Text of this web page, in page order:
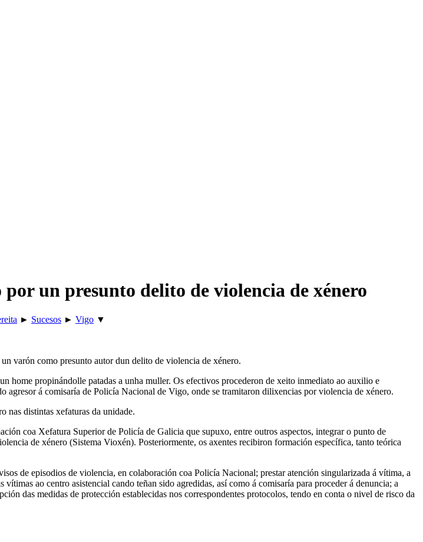
un presunto delito de violencia de xénero
► Sucesos ► Vigo ▼
varón como presunto autor dun delito de violencia de xénero.
home propinándolle patadas a unha muller. Os efectivos procederon de xeito inmediato ao auxilio e
agresor á comisaría de Policía Nacional de Vigo, onde se tramitaron dilixencias por violencia de xénero.
nas distintas xefaturas da unidade.
coa Xefatura Superior de Policía de Galicia que supuxo, entre outros aspectos, integrar o punto de
de xénero (Sistema Vioxén). Posteriormente, os axentes recibiron formación específica, tanto teórica
de episodios de violencia, en colaboración coa Policía Nacional; prestar atención singularizada á vítima, a
ao centro asistencial cando teñan sido agredidas, así como á comisaría para proceder á denuncia; a
das medidas de protección establecidas nos correspondentes protocolos, tendo en conta o nivel de risco da